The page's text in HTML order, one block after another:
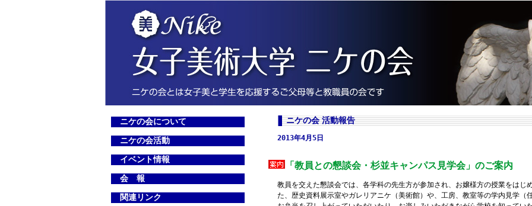
ニケの会について
ニケの会活動
イベント情報
会 報
関連リンク
ニケの会 活動報告
2013年4月5日
「教員との懇談会・杉並キャンパス見学会」のご案内
教員を交えた懇談会では、各学科の先生方が参加され、お嬢様方の授業をはじ
た、歴史資料展示室やガレリアニケ（美術館）や、工房、教室等の学内見学（